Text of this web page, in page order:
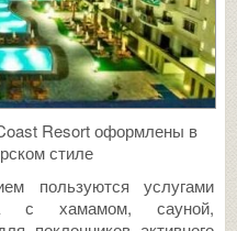
Resort оформлены в
стиле
пользуются услугами
с хамамом, сауной,